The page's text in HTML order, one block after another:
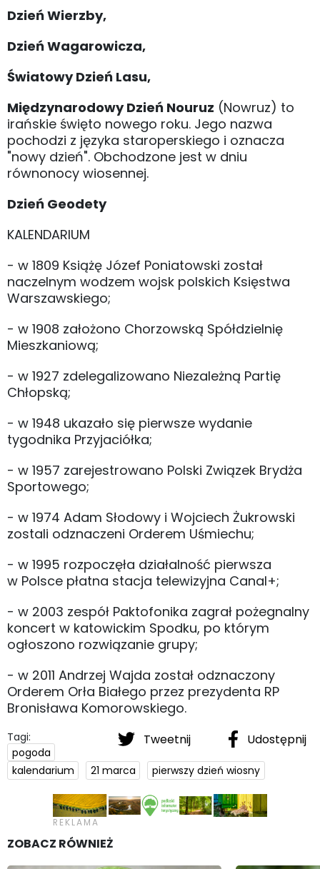
Dzień Wierzby,
Dzień Wagarowicza,
Światowy Dzień Lasu,
Międzynarodowy Dzień Nouruz (Nowruz) to
irańskie święto nowego roku. Jego nazwa
pochodzi z języka staroperskiego i oznacza
"nowy dzień". Obchodzone jest w dniu
równonocy wiosennej.
Dzień Geodety
KALENDARIUM
- w 1809 Książę Józef Poniatowski został
naczelnym wodzem wojsk polskich Księstwa
Warszawskiego;
- w 1908 założono Chorzowską Spółdzielnię
Mieszkaniową;
- w 1927 zdelegalizowano Niezależną Partię
Chłopską;
- w 1948 ukazało się pierwsze wydanie
tygodnika Przyjaciółka;
- w 1957 zarejestrowano Polski Związek Brydża
Sportowego;
- w 1974 Adam Słodowy i Wojciech Żukrowski
zostali odznaczeni Orderem Uśmiechu;
- w 1995 rozpoczęła działalność pierwsza
w Polsce płatna stacja telewizyjna Canal+;
- w 2003 zespół Paktofonika zagrał pożegnalny
koncert w katowickim Spodku, po którym
ogłoszono rozwiązanie grupy;
- w 2011 Andrzej Wajda został odznaczony
Orderem Orła Białego przez prezydenta RP
Bronisława Komorowskiego.
Tweetnij Udostępnij
Tagi:
pogoda
kalendarium
21 marca pierwszy dzień wiosny
ZOBACZ RÓWNIEŻ